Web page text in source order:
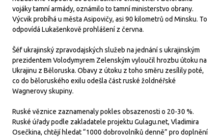
vojáky tamní armády, oznámilo to tamní ministerstvo obrany.
Výcvik probíhá u města Asipovičy, asi 90 kilometrů od Minsku. To
odpovídá Lukašenkově prohlášení z června.
Šéf ukrajinský zpravodajských služeb na jednání s ukrajinským
prezidentem Volodymyrem Zelenským vyloučil hrozbu útoku na
Ukrajinu z Běloruska. Obavy z útoku z toho směru zesílily poté,
co do běloruského exilu odešla část ruské žoldnéřské
Wagnerovy skupiny.
Ruské věznice zaznamenaly pokles obsazenosti o 20-30 %.
Ruské úřady podle zakladatele projektu Gulagu.net, Vladimira
Osečkina, chtějí hledat “1000 dobrovolníků denně” pro doplnění